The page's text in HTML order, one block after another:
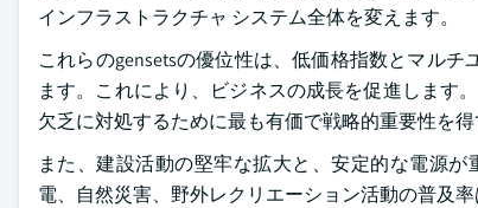
インフラストラクチャ システム全体を変えます。
これらのgensetsの優位性は、低価格指数とマル
ます。これにより、ビジネスの成長を促進します
欠乏に対処するために最も有価で戦略的重要性を得
また、建設活動の堅牢な拡大と、安定的な電源
電、自然災害、野外レクリエーション活動の普及